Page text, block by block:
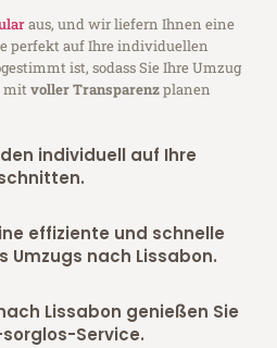
aus, und wir liefern Ihnen eine
perfekt auf Ihre individuellen
ist, sodass Sie Ihre Umzug
mitvoller Transparenzplanen
individuell auf Ihre
effiziente und schnelle
Umzugs nach Lissabon.
Lissabon genießen Sie
Service.